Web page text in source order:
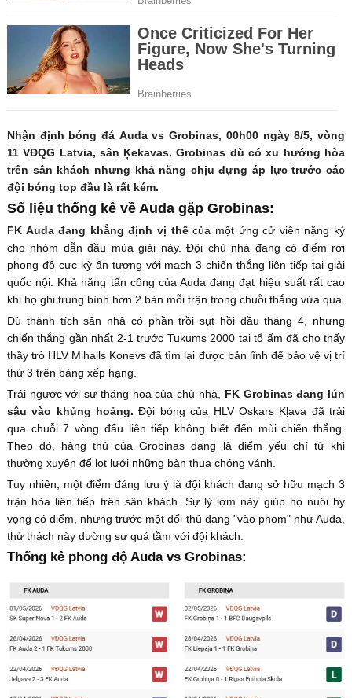
Nhận định bóng đá Auda vs Grobinas, 00h00 ngày 8/5, vòng
11 VĐQG Latvia, sân Ķekavas. Grobinas dù có xu hướng hòa
trên sân khách nhưng khả năng chịu đựng áp lực trước các
đội bóng top đầu là rất kém.
Số liệu thống kê về Auda gặp Grobinas:
FK Auda đang khẳng định vị thếcủa một ứng cử viên nặng ký
cho nhóm dẫn đầu mùa giải này. Đội chủ nhà đang có điểm rơi
phong độ cực kỳ ấn tượng với mạch 3 chiến thắng liên tiếp tại giải
quốc nội. Khả năng tấn công của Auda đang đạt hiệu suất rất cao
khi họ ghi trung bình hơn 2 bàn mỗi trận trong chuỗi thắng vừa qua.
Dù thành tích sân nhà có phần trồi sụt hồi đầu tháng 4, nhưng
chiến thắng gần nhất 2-1 trước Tukums 2000 tại tổ ấm đã cho thấy
thầy trò HLV Mihails Konevs đã tìm lại được bản lĩnh để bảo vệ vị trí
thứ 3 trên bảng xếp hạng.
Trái ngược với sự thăng hoa của chủ nhà, FK Grobinas đang lún
sâu vào khủng hoảng. Đội bóng của HLV Oskars Kļava đã trải
qua chuỗi 7 vòng đấu liên tiếp không biết đến mùi chiến thắng.
Theo đó, hàng thủ của Grobinas đang là điểm yếu chí tử khi
thường xuyên để lọt lưới những bàn thua chóng vánh.
Tuy nhiên, một điểm đáng lưu ý là đội khách đang sở hữu mạch 3
trận hòa liên tiếp trên sân khách. Sự lỳ lợm này giúp họ nuôi hy
vọng có điểm, nhưng trước một đối thủ đang "vào phom" như Auda,
thử thách này dường sự quá tầm với đội khách.
Thống kê phong độ Auda vs Grobinas: